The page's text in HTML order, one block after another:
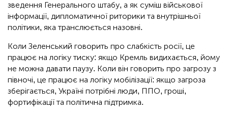
зведення Генерального штабу, а як суміш військової
інформації, дипломатичної риторики та внутрішньої
політики, яка транслюється назовні.
Коли Зеленський говорить про слабкість росії, це
працює на логіку тиску: якщо Кремль видихається, йому
не можна давати паузу. Коли він говорить про загрозу з
півночі, це працює на логіку мобілізації: якщо загроза
зберігається, Україні потрібні люди, ППО, гроші,
фортифікації та політична підтримка.